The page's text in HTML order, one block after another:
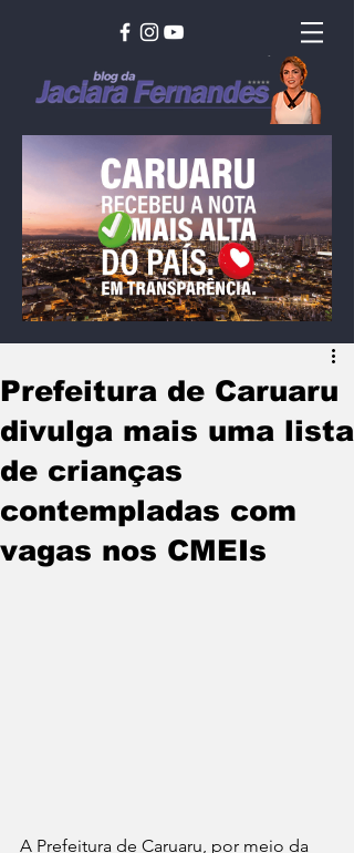
Prefeitura de Caruaru
divulga mais uma lista
de crianças
contempladas com
vagas nos CMEIs
A Prefeitura de Caruaru, por meio da